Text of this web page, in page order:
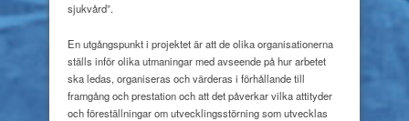
sjukvård”.
En utgångspunkt i projektet är att de olika organisationerna
ställs inför olika utmaningar med avseende på hur arbetet
ska ledas, organiseras och värderas i förhållande till
framgång och prestation och att det påverkar vilka attityder
och föreställningar om utvecklingsstörning som utvecklas